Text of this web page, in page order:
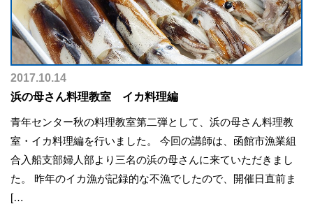
2017.10.14
浜の母さん料理教室 イカ料理編
青年センター秋の料理教室第二弾として、浜の母さん料理教
室・イカ料理編を行いました。 今回の講師は、函館市漁業組
合入船支部婦人部より三名の浜の母さんに来ていただきまし
た。 昨年のイカ漁が記録的な不漁でしたので、開催日直前ま
[…